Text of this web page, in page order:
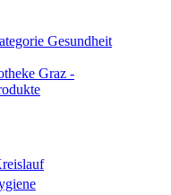
Gesundheit